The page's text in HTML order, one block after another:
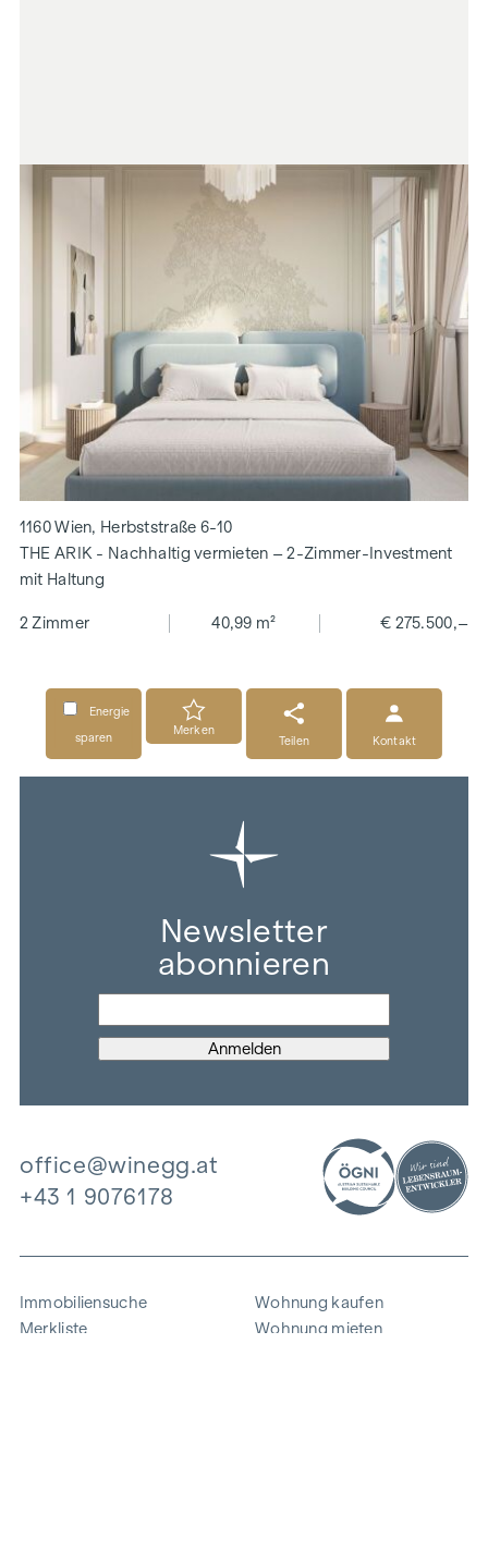
1160 Wien, Herbststraße 6-10
THE ARIK - Nachhaltig vermieten – 2-Zimmer-Investment
mit Haltung
2 Zimmer 40,99 m² € 275.500,–
Energie
sparen
Merken
Teilen
Kontakt
Newsletter
abonnieren
office@winegg.at
+43 1 9076178
Immobiliensuche
Merkliste
Wohnung kaufen
Wohnung mieten